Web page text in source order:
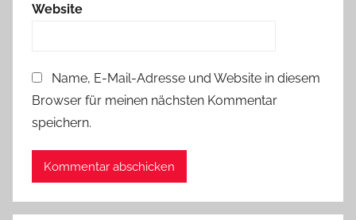
Website
Name, E-Mail-Adresse und Website in diesem
Browser für meinen nächsten Kommentar
speichern.